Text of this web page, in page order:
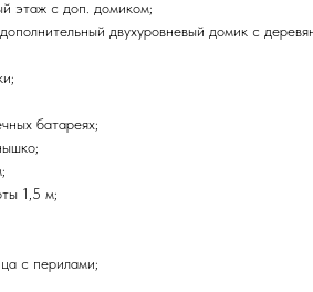
этаж с доп. домиком;
двухуровневый домик с
батареях;
1,5 м;
с перилами;